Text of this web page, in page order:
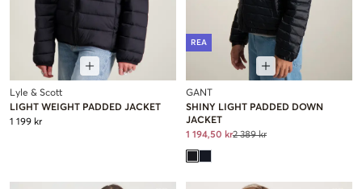
Lyle & Scott
LIGHT WEIGHT PADDED JACKET
1 199 kr
REA
GANT
SHINY LIGHT PADDED DOWN
JACKET
1 194,50 kr2 389 kr